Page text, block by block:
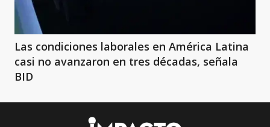
Las condiciones laborales en América Latina
casi no avanzaron en tres décadas, señala
BID